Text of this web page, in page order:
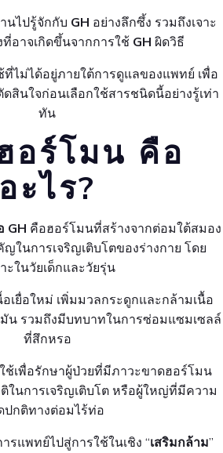
ไปรู้จักกับ GH อย่างลึกซึ้ง รวมถึงเจาะ
ที่อาจเกิดขึ้นจากการใช้ GH ผิดวิธี
ไม่ได้อยู่ภายใต้การดูแลของแพทย์ เพื่อ
สินใจก่อนเลือกใช้สารชนิดนี้อย่างรู้เท่า
ทัน
อร์โมน คือ
อะไร?
GH คือฮอร์โมนที่สร้างจากต่อมใต้สมอง
ในการเจริญเติบโตของร่างกาย โดย
ะในวัยเด็กและวัยรุ่น
อเยื่อใหม่ เพิ่มมวลกระดูกและกล้ามเนื้อ
น รวมถึงมีบทบาทในการซ่อมแซมเซลล์
ที่สึกหรอ
ช้เพื่อรักษาผู้ป่วยที่มีภาวะขาดฮอร์โมน
ในการเจริญเติบโต หรือผู้ใหญ่ที่มีความ
ปกติทางต่อมไร้ท่อ
รแพทย์ไปสู่การใช้ในเชิง “เสริมกล้าม”